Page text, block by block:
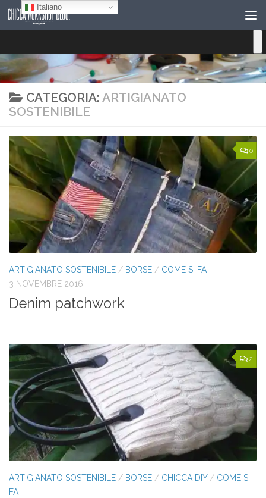
Salta al contenuto
CATEGORIA: ARTIGIANATO
SOSTENIBILE
0
ARTIGIANATO SOSTENIBILE / BORSE / COME SI FA
3 NOVEMBRE 2016
Denim patchwork
2
ARTIGIANATO SOSTENIBILE / BORSE / CHICCA DIY/ COME SI
FA
Italiano